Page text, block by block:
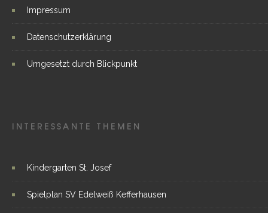
Impressum
Datenschutzerklärung
Umgesetzt durch Blickpunkt
INTERESSANTE THEMEN
Kindergarten St. Josef
Spielplan SV Edelweiß Kefferhausen